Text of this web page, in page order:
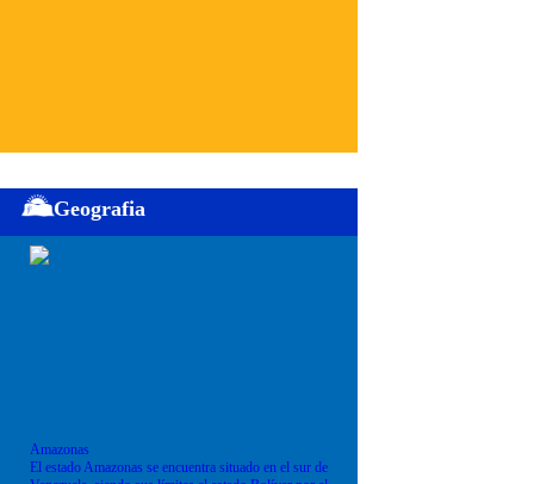
Geografia
Amazonas
El estado Amazonas se encuentra situado en el sur de